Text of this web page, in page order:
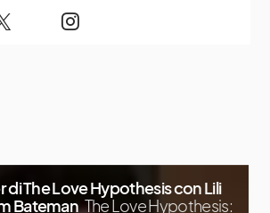
di The Love Hypothesis con Lili
Bateman The Love Hypothesis: